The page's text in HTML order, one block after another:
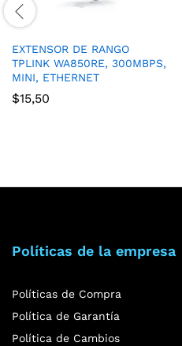
EXTENSOR DE RANGO
TPLINK WA850RE, 300MBPS,
MINI, ETHERNET
$15,50
Políticas de la empresa
Políticas de Compra
Política de Garantía
Política de Cambios